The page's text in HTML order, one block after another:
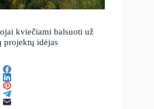
kviečiami balsuoti už
projektų idėjas